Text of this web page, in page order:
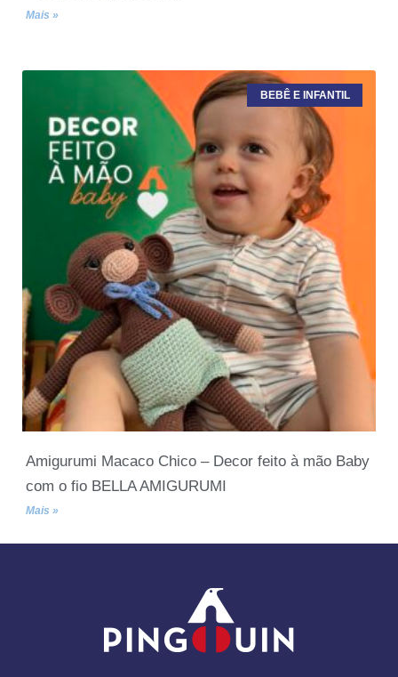
Mais »
BEBÊ E INFANTIL
Amigurumi Macaco Chico – Decor feito à mão Baby
com o fio BELLA AMIGURUMI
Mais »